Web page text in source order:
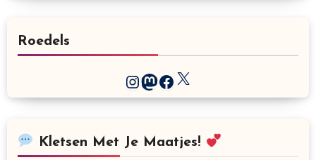
Roedels
Instagram
Mastodon
Facebook
X
Kletsen Met Je Maatjes!